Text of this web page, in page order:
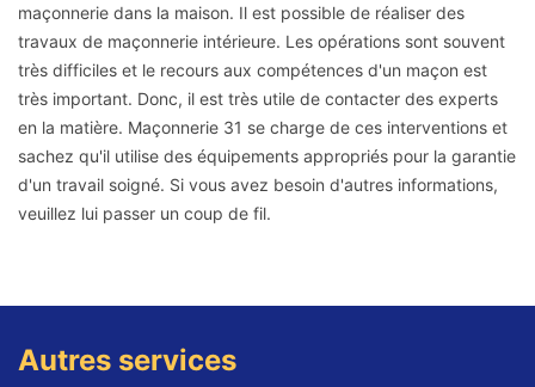
maçonnerie dans la maison. Il est possible de réaliser des
travaux de maçonnerie intérieure. Les opérations sont souvent
très difficiles et le recours aux compétences d'un maçon est
très important. Donc, il est très utile de contacter des experts
en la matière. Maçonnerie 31 se charge de ces interventions et
sachez qu'il utilise des équipements appropriés pour la garantie
d'un travail soigné. Si vous avez besoin d'autres informations,
veuillez lui passer un coup de fil.
Autres services